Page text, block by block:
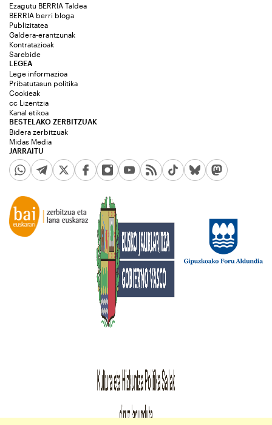
Ezagutu BERRIA Taldea
BERRIA berri bloga
Publizitatea
Galdera-erantzunak
Kontratazioak
Sarebide
JARRAITU
LEGEA
Lege informazioa
Pribatutasun politika
Cookieak
cc Lizentzia
Kanal etikoa
BESTELAKO ZERBITZUAK
Bidera zerbitzuak
Midas Media